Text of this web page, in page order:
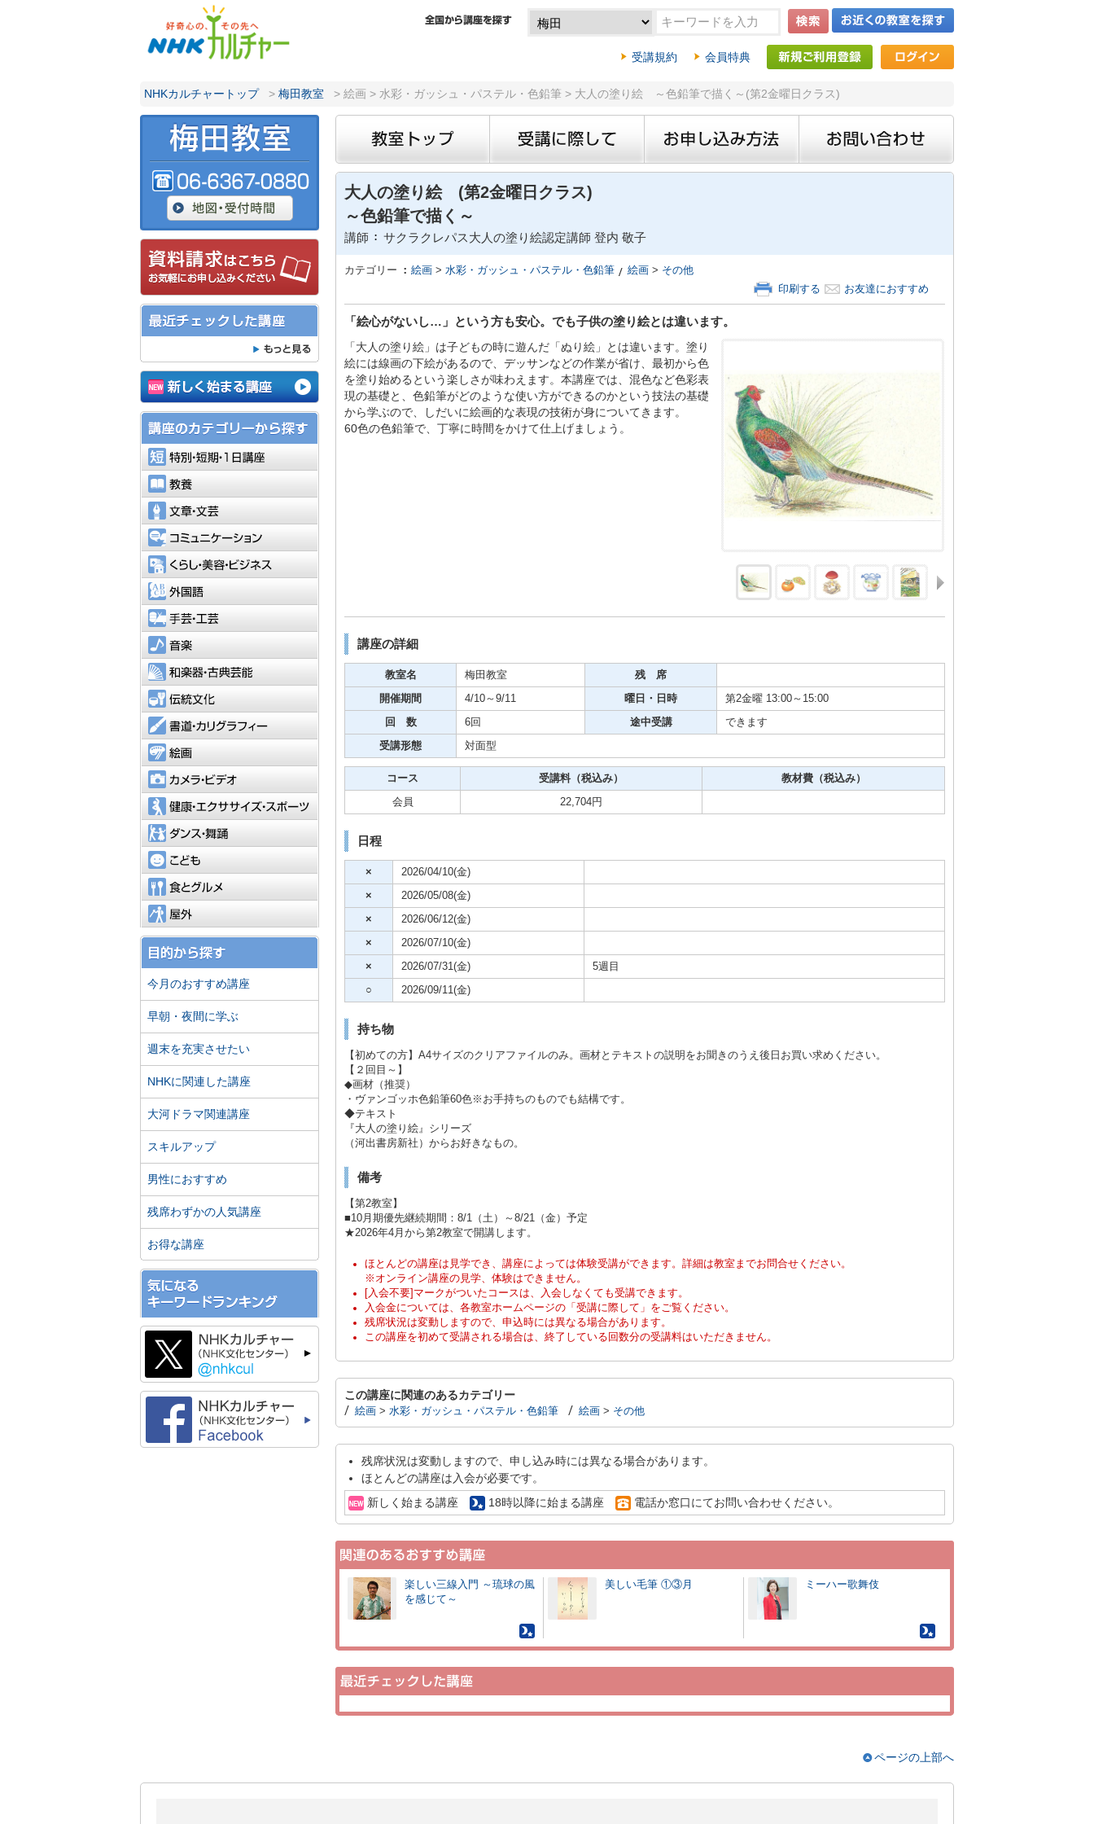
受講規約 会員特典
NHKカルチャートップ > 梅田教室 > 絵画 > 水彩・ガッシュ・パステル・色鉛筆 > 大人の塗り絵 ～色鉛筆で描く～(第2金曜日クラス)
大人の塗り絵 (第2金曜日クラス)
～色鉛筆で描く～
講師 サクラクレパス大人の塗り絵認定講師 登内 敬子
カテゴリー 絵画 > 水彩・ガッシュ・パステル・色鉛筆 絵画 > その他
印刷する
お友達におすすめ
「絵心がないし…」という方も安心。でも子供の塗り絵とは違います。
「大人の塗り絵」は子どもの時に遊んだ「ぬり絵」とは違います。塗り
絵には線画の下絵があるので、デッサンなどの作業が省け、最初から色
を塗り始めるという楽しさが味わえます。本講座では、混色など色彩表
現の基礎と、色鉛筆がどのような使い方ができるのかという技法の基礎
から学ぶので、しだいに絵画的な表現の技術が身についてきます。
60色の色鉛筆で、丁寧に時間をかけて仕上げましょう。
講座の詳細
教室名 梅田教室 残 席
開催期間 4/10～9/11 曜日・日時 第2金曜 13:00～15:00
回 数 6回 途中受講 できます
受講形態 対面型
コース 受講料（税込み） 教材費（税込み）
会員 22,704円
日程
× 2026/04/10(金)
× 2026/05/08(金)
× 2026/06/12(金)
× 2026/07/10(金)
× 2026/07/31(金) 5週目
○ 2026/09/11(金)
持ち物
【初めての方】A4サイズのクリアファイルのみ。画材とテキストの説明をお聞きのうえ後日お買い求めください。
【２回目～】
◆画材（推奨）
・ヴァンゴッホ色鉛筆60色※お手持ちのものでも結構です。
◆テキスト
『大人の塗り絵』シリーズ
（河出書房新社）からお好きなもの。
備考
【第2教室】
■10月期優先継続期間：8/1（土）～8/21（金）予定
★2026年4月から第2教室で開講します。
ほとんどの講座は見学でき、講座によっては体験受講ができます。詳細は教室までお問合せください。
※オンライン講座の見学、体験はできません。
[入会不要]マークがついたコースは、入会しなくても受講できます。
入会金については、各教室ホームページの「受講に際して」をご覧ください。
残席状況は変動しますので、申込時には異なる場合があります。
この講座を初めて受講される場合は、終了している回数分の受講料はいただきません。
この講座に関連のあるカテゴリー
絵画 > 水彩・ガッシュ・パステル・色鉛筆 絵画 > その他
残席状況は変動しますので、申し込み時には異なる場合があります。
ほとんどの講座は入会が必要です。
新しく始まる講座
18時以降に始まる講座 電話か窓口にてお問い合わせください。
楽しい三線入門 ～琉球の風
を感じて～
美しい毛筆 ①③月 ミーハー歌舞伎
和楽器・古典芸能
書道・カリグラフィー
カメラ・ビデオ
健康・エクササイズ・スポーツ
ダンス・舞踊
こども
食とグルメ
今月のおすすめ講座
早朝・夜間に学ぶ
週末を充実させたい
NHKに関連した講座
大河ドラマ関連講座
スキルアップ
男性におすすめ
残席わずかの人気講座
お得な講座
ページの上部へ